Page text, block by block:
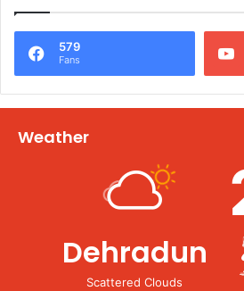
579
Fans
Weather
Dehradun
Scattered Clouds